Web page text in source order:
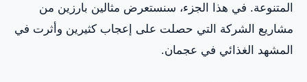
المتنوعة. في هذا الجزء، سنستعرض مثالين بارزين من
مشاريع الشركة التي حصلت على إعجاب كثيرين وأثرت في
المشهد الغذائي في عجمان.